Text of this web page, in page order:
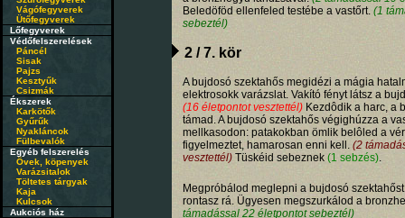
Vágófegyverek
Ütőfegyverek
Lőfegyverek
Védőfelszerelések
Páncél
Sisak
Pajzs
Kesztyűk
Csizmák
Ékszerek
Karkötők
Gyűrűk
Nyakláncok
Fülbevalók
Egyéb felszerelés
Övek, köpenyek
Varázsitalok
Töltetes tárgyak
Kaja
Kulcsok
Aukciós ház
Beledöföd ellenfeled testébe a vastőrt. (1
sebeztél)
2 / 7. kör
A bujdosó szektahős megidézi a mágia
elektrosokk varázslat. Vakító fényt látsz a
(16 életpontot vesztettél) Kezdôdik a harc, a
támad. A bujdosó szektahős végighúzza a
mellkasodon: patakokban ömlik belôled a
figyelmeztet, hamarosan enni kell. (2
vesztettél) Tüskéid sebeznek (1 sebzés).
Megpróbálod meglepni a bujdosó
rontasz rá. Ügyesen megszurkálod a
támadással 22 életpontot sebeztél)